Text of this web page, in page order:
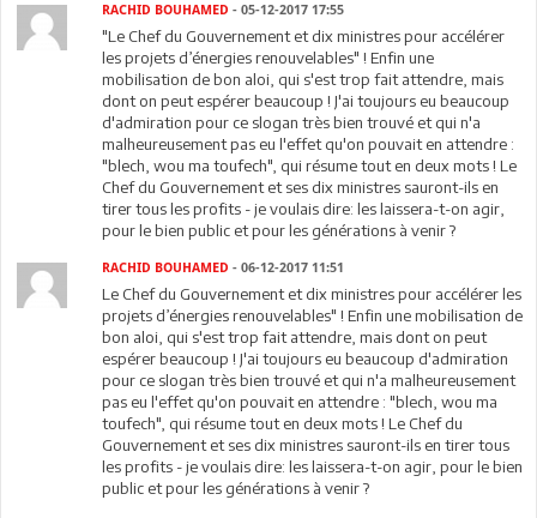
RACHID BOUHAMED - 05-12-2017 17:55
"Le Chef du Gouvernement et dix ministres pour accélérer
les projets d’énergies renouvelables" ! Enfin une
mobilisation de bon aloi, qui s'est trop fait attendre, mais
dont on peut espérer beaucoup ! J'ai toujours eu beaucoup
d'admiration pour ce slogan très bien trouvé et qui n'a
malheureusement pas eu l'effet qu'on pouvait en attendre :
"blech, wou ma toufech", qui résume tout en deux mots ! Le
Chef du Gouvernement et ses dix ministres sauront-ils en
tirer tous les profits - je voulais dire: les laissera-t-on agir,
pour le bien public et pour les générations à venir ?
RACHID BOUHAMED - 06-12-2017 11:51
Le Chef du Gouvernement et dix ministres pour accélérer les
projets d’énergies renouvelables" ! Enfin une mobilisation de
bon aloi, qui s'est trop fait attendre, mais dont on peut
espérer beaucoup ! J'ai toujours eu beaucoup d'admiration
pour ce slogan très bien trouvé et qui n'a malheureusement
pas eu l'effet qu'on pouvait en attendre : "blech, wou ma
toufech", qui résume tout en deux mots ! Le Chef du
Gouvernement et ses dix ministres sauront-ils en tirer tous
les profits - je voulais dire: les laissera-t-on agir, pour le bien
public et pour les générations à venir ?